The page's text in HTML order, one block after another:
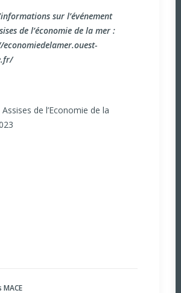
sur l’événement
de l’économie de la mer :
de l’Economie de la
MACE